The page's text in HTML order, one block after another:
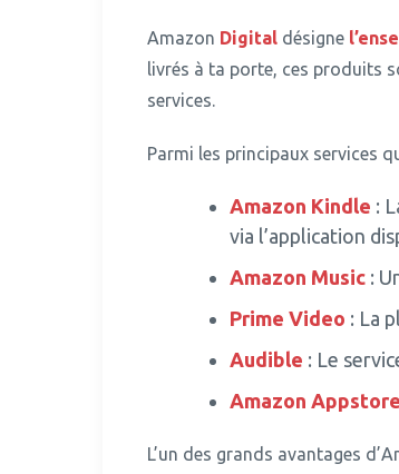
Amazon Digital désigne
livrés à ta porte, ces produits
services.
Parmi les principaux services
Amazon Kindle :
via l’application
Amazon Music :
Prime Video : La
Audible : Le
Amazon Appstore
L’un des grands avantages